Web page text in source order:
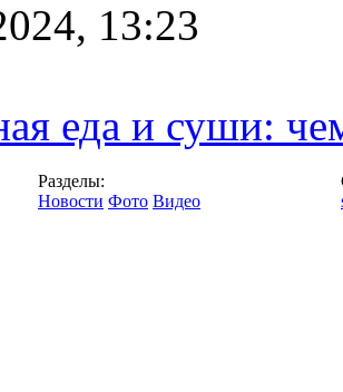
13:23
еда и суши:
Разделы:
Новости Фото Видео